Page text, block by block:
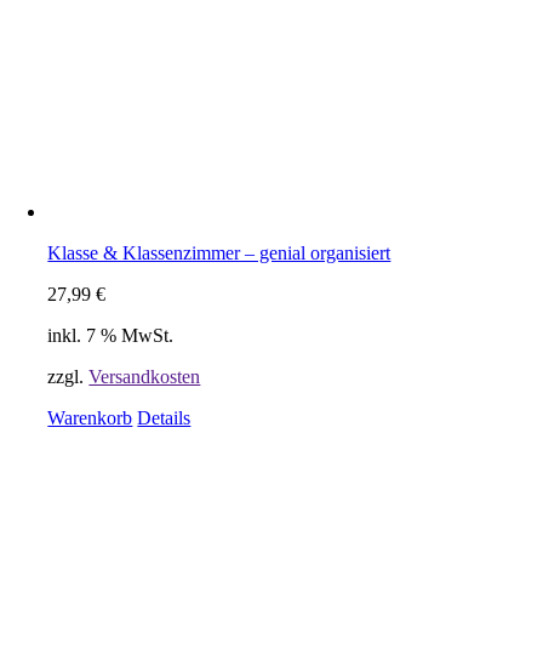
Klasse & Klassenzimmer – genial organisiert
27,99€
inkl. 7 % MwSt.
zzgl.Versandkosten
Warenkorb Details